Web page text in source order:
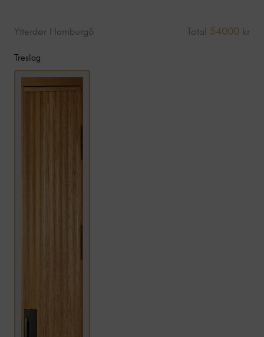
Ytterdør Hamburgö Total 54000 kr
Treslag